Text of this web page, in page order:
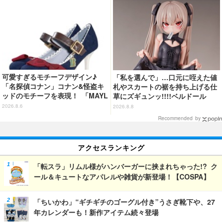
可愛すぎるモチーフデザイン♪
「名探偵コナン」コナン&怪盗キ
ッドのモチーフを表現！ 「MAYL
A」パンプスがセール実施中【3
2026.8.6
「私を選んで」…口元に咥えた値
札やスカートの裾を持ち上げる仕
草にズギュンッ!!!!ベルドール
「ロゼ」がフィギュアで新登場
2026.8.8
Recommended by
アクセスランキング
「転スラ」リムル様がハンバーガーに挟まれちゃった!? ク
ール＆キュートなアパレルや雑貨が新登場！【COSPA】
「ちいかわ」“ギチギチのゴーグル付き”うさぎ靴下や、27
年カレンダーも！新作アイテム続々登場